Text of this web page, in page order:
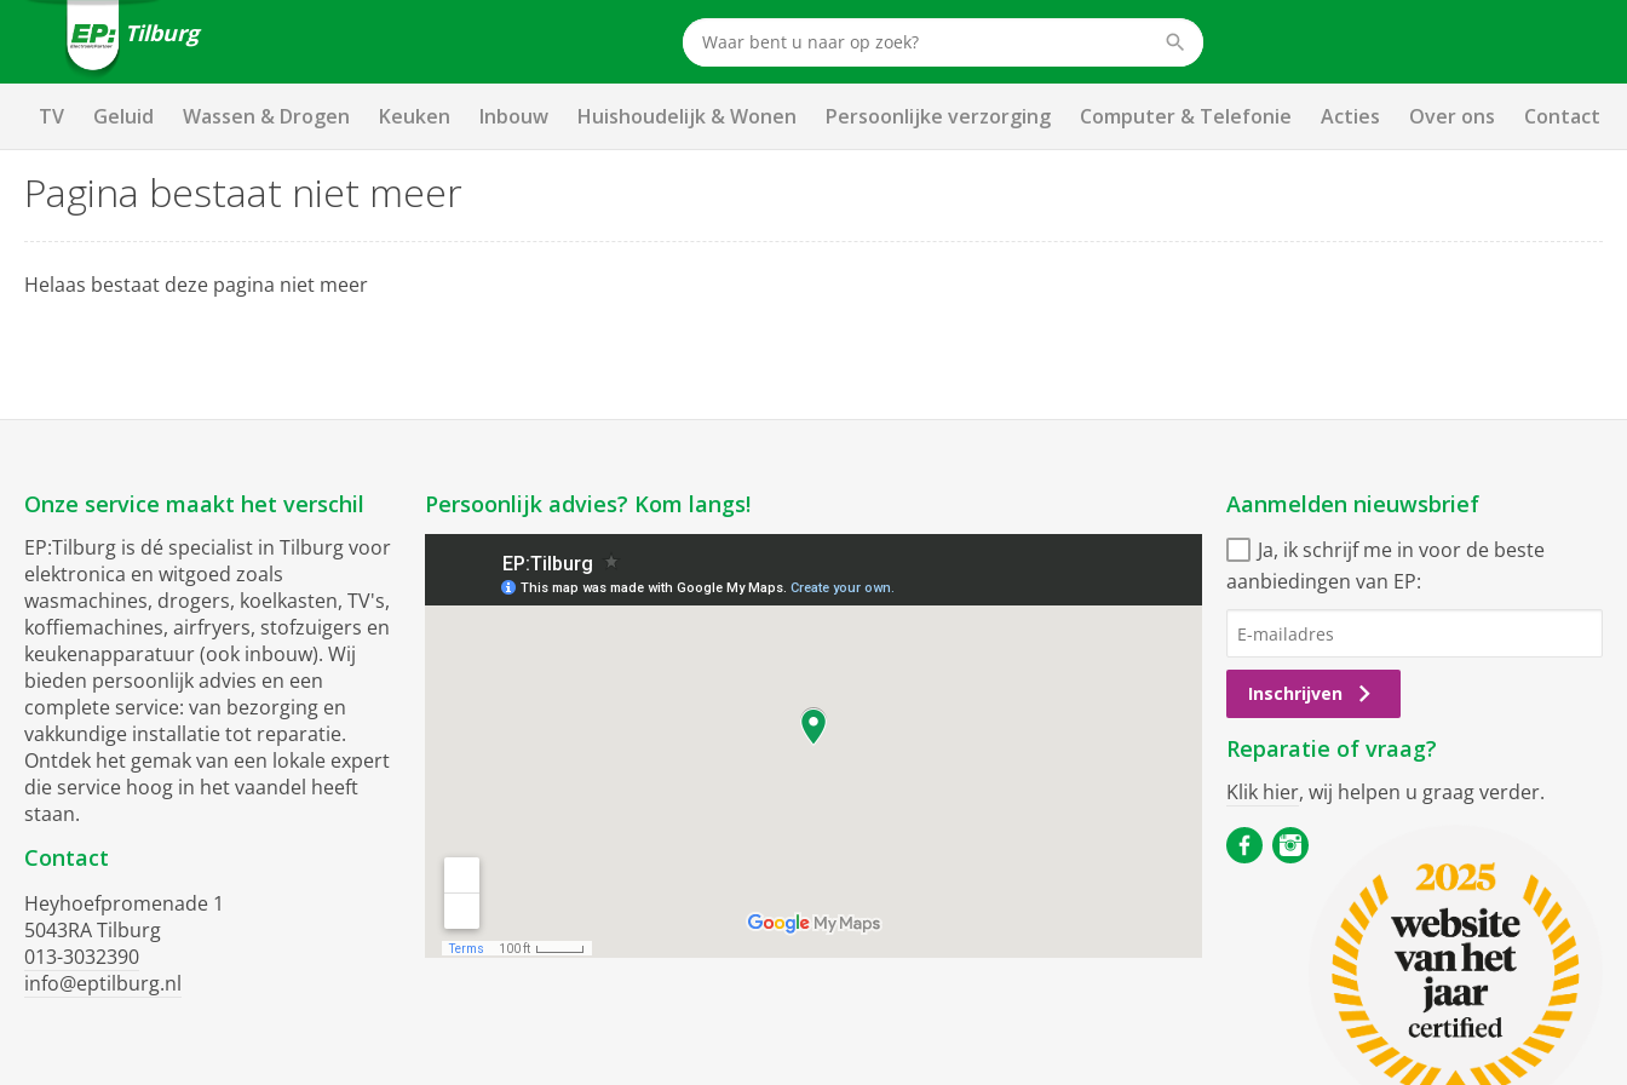
Tilburg
TV Geluid Wassen & Drogen Keuken Inbouw Huishoudelijk & Wonen Persoonlijke verzorging Computer & Telefonie Acties Over ons Contact
Pagina bestaat niet meer
Helaas bestaat deze pagina niet meer
Onze service maakt het verschil
EP:Tilburg is dé specialist in Tilburg voor
elektronica en witgoed zoals
wasmachines, drogers, koelkasten, TV's,
koffiemachines, airfryers, stofzuigers en
keukenapparatuur (ook inbouw). Wij
bieden persoonlijk advies en een
complete service: van bezorging en
vakkundige installatie tot reparatie.
Ontdek het gemak van een lokale expert
die service hoog in het vaandel heeft
staan.
Contact
Heyhoefpromenade 1
5043RA Tilburg
013-3032390
info@eptilburg.nl
Persoonlijk advies? Kom langs! Aanmelden nieuwsbrief
Ja, ik schrijf me in voor de beste
aanbiedingen van EP:
Inschrijven
Reparatie of vraag?
Klik hier, wij helpen u graag verder.